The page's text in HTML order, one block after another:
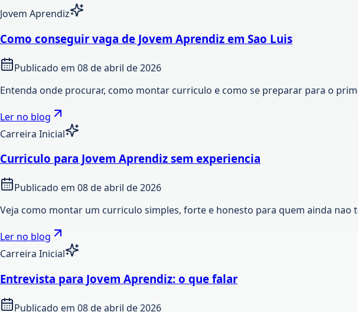
Jovem Aprendiz
Como conseguir vaga de Jovem Aprendiz em Sao Luis
Publicado em 08 de abril de 2026
Entenda onde procurar, como montar curriculo e como se preparar para o
Ler no blog
Carreira Inicial
Curriculo para Jovem Aprendiz sem experiencia
Publicado em 08 de abril de 2026
Veja como montar um curriculo simples, forte e honesto para quem ainda nao
Ler no blog
Carreira Inicial
Entrevista para Jovem Aprendiz: o que falar
Publicado em 08 de abril de 2026